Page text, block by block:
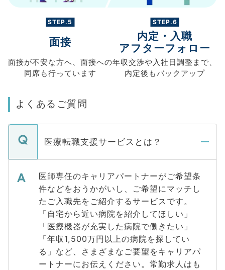
STEP.5
面接
面接が不安な方へ、 面接への
同席も行っています
STEP.6
内定・入職
アフターフォロー
年収交渉や入社日調整まで、
内定後もバックアップ
よくあるご質問
医療転職支援サービスとは？
医師専任のキャリアパートナーがご希望条
件などをおうかがいし、ご希望にマッチし
たご入職先をご紹介するサービスです。
「自宅から近い病院を紹介してほしい」
「医療機器が充実した病院で働きたい」
「年収1,500万円以上の病院を探してい
る」など、さまざまなご要望をキャリアパ
ートナーにお伝えください。常勤求人はも